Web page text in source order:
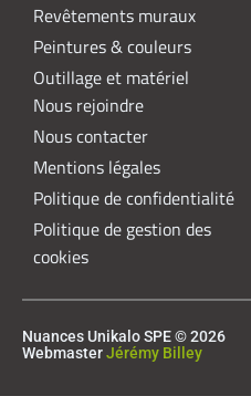
Revêtements muraux
Peintures & couleurs
Outillage et matériel
Nous rejoindre
Nous contacter
Mentions légales
Politique de confidentialité
Politique de gestion des
cookies
Nuances Unikalo SPE © 2026
WebmasterJérémy Billey